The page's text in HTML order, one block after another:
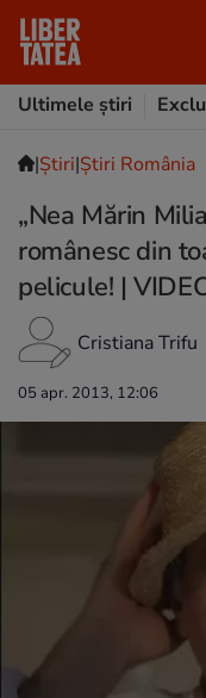
Ultimele știri
|Ştiri|Știri România
„Nea Mărin
românesc din
pelicule! |
Cristiana Trifu
05 apr. 2013, 12:06